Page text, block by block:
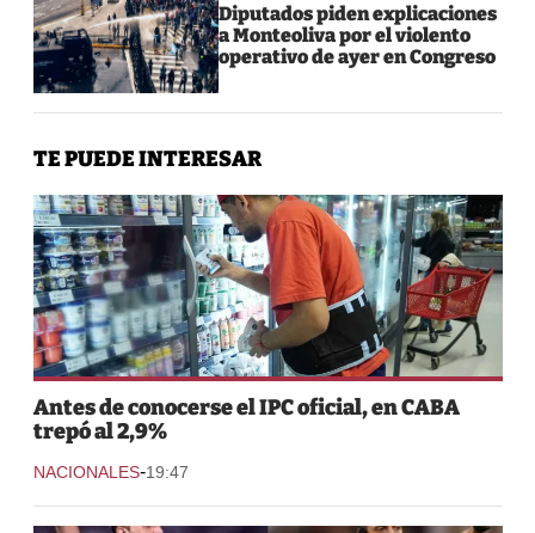
Diputados piden explicaciones
a Monteoliva por el violento
operativo de ayer en Congreso
TE PUEDE INTERESAR
Antes de conocerse el IPC oficial, en CABA
trepó al 2,9%
NACIONALES-19:47